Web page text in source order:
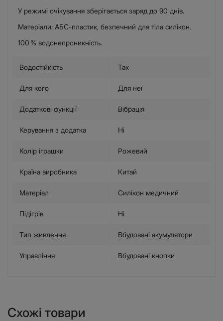
У режимі очікування зберігається заряд до 90 днів.
Матеріали: АБС-пластик, безпечний для тіла силікон.
100 % водонепроникність.
Водостійкість Так
Для кого Для неї
Додаткові функції Вібрація
Керування з додатка Ні
Колір іграшки Рожевий
Країна виробника Китай
Матеріал Силікон медичний
Підігрів Ні
Тип живлення Вбудовані акумулятори
Управління Вбудовані кнопки
Схожі товари